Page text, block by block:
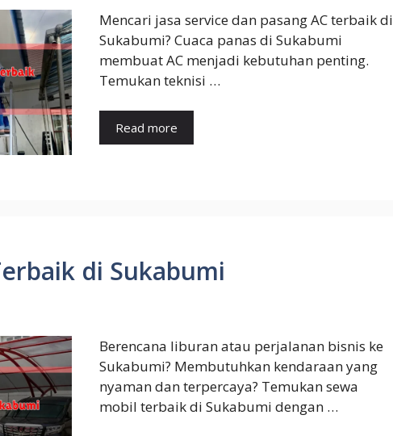
Mencari jasa service dan pasang AC terbaik di
Sukabumi? Cuaca panas di Sukabumi
membuat AC menjadi kebutuhan penting.
Temukan teknisi …
Read more
di Sukabumi
Berencana liburan atau perjalanan bisnis ke
Sukabumi? Membutuhkan kendaraan yang
nyaman dan terpercaya? Temukan sewa
mobil terbaik di Sukabumi dengan …